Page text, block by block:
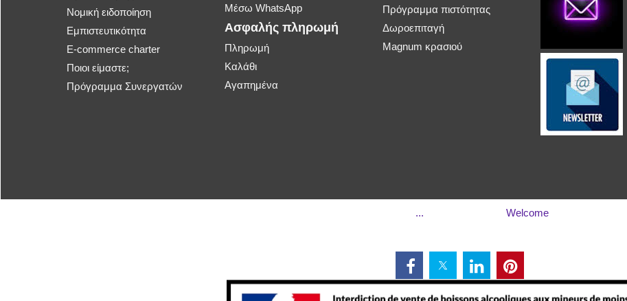
Νομική ειδοποίηση
Εμπιστευτικότητα
E-commerce charter
Ποιοι είμαστε;
Πρόγραμμα Συνεργατών
Μέσω WhatsApp
Ασφαλής πληρωμή
Πληρωμή
Καλάθι
Αγαπημένα
Πρόγραμμα πιστότητας
Δωροεπιταγή
Magnum κρασιού
Welcome